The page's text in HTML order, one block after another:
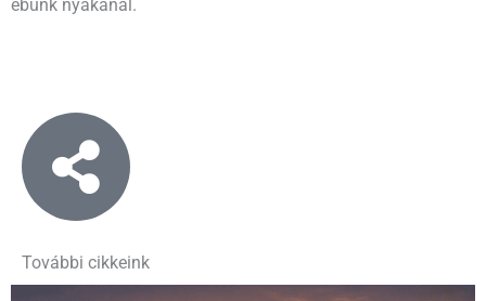
ebünk nyakánál.
További cikkeink